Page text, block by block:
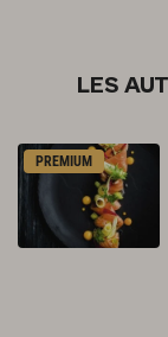
LES
PREMIUM